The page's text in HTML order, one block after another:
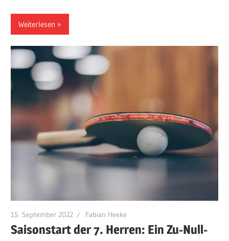
Weiterlesen
15. September 2022 Fabian Heeke
Saisonstart der 7. Herren: Ein Zu-Null-